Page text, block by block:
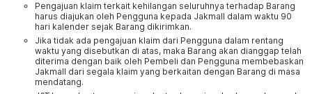
Pengajuan klaim terkait kehilangan seluruhnya terhadap Barang
harus diajukan oleh Pengguna kepada Jakmall dalam waktu 90
hari kalender sejak Barang dikirimkan.
Jika tidak ada pengajuan klaim dari Pengguna dalam rentang
waktu yang disebutkan di atas, maka Barang akan dianggap telah
diterima dengan baik oleh Pembeli dan Pengguna membebaskan
Jakmall dari segala klaim yang berkaitan dengan Barang di masa
mendatang.